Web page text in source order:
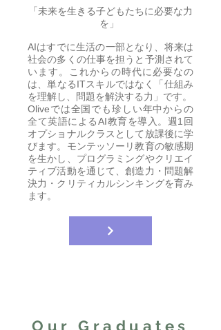
「未来を生きる子どもたちに必要な力
を」
AIはすでに生活の一部となり、将来は
社会の多くの仕事を担うと予測されて
います。これからの時代に必要なの
は、単なるITスキルではなく「仕組み
を理解し、問題を解決する力」です。
Oliveでは全国でも珍しい年中からの
全て英語によるAI教育を導入。週1回
オプショナルクラスとして放課後に学
びます。モンテッソーリ教育の敏感期
を生かし、プログラミングやクリエイ
ティブ活動を通じて、創造力・問題解
決力・クリティカルシンキングを育み
ます。
Our Graduates